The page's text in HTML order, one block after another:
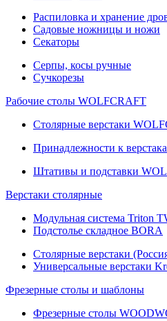
Распиловка и хранение
Садовые ножницы и ножи
Секаторы
Серпы, косы ручные
Сучкорезы
Рабочие столы WOLFCRAFT
Столярные верстаки
Принадлежности к
Штативы и подставки
Верстаки столярные
Модульная система Triton
Подстолье складное BORA
Столярные верстаки
Универсальные верстаки
Фрезерные столы и шаблоны
Фрезерные столы